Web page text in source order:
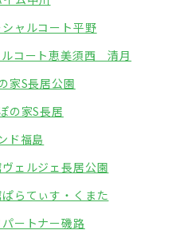
シャルコート平野
ルコート恵美須西 清月
家S長居公園
の家S長居
ド福島
ヴェルジェ長居公園
ぱらてぃす・くまた
ートナー磯路